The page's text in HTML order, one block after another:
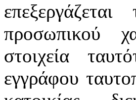
προσωπικού
στοιχεία
εγγράφου